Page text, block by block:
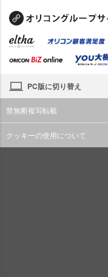
PC版に切り替え
禁無断複写転載
クッキーの使用について